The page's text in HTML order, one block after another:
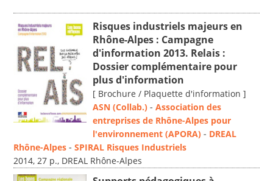
Risques industriels majeurs en
Rhône-Alpes : Campagne
d'information 2013. Relais :
Dossier complémentaire pour
plus d'information
[ Brochure / Plaquette d'information ]
ASN (Collab.) - Association des
entreprises de Rhône-Alpes pour
l'environnement (APORA) - DREAL
Rhône-Alpes - SPIRAL Risques Industriels
2014, 27 p., DREAL Rhône-Alpes